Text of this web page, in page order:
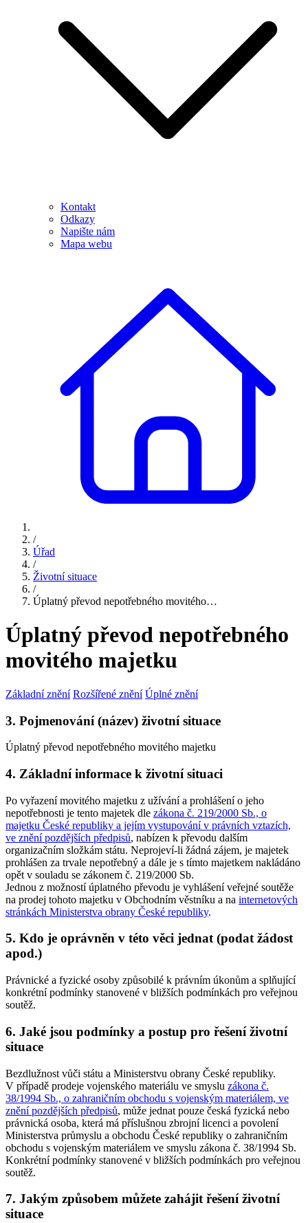
Kontakt
Odkazy
Napište nám
Mapa webu
/
Úřad
/
Životní situace
/
Úplatný převod nepotřebného movitého…
Úplatný převod nepotřebného
movitého majetku
Základní znění Rozšířené znění Úplné znění
3. Pojmenování (název) životní situace
Úplatný převod nepotřebného movitého majetku
4. Základní informace k životní situaci
Po vyřazení movitého majetku z užívání a prohlášení o jeho
nepotřebnosti je tento majetek dle zákona č. 219/2000 Sb., o
majetku České republiky a jejím vystupování v právních vztazích,
ve znění pozdějších předpisů, nabízen k převodu dalším
organizačním složkám státu. Neprojeví-li žádná zájem, je majetek
prohlášen za trvale nepotřebný a dále je s tímto majetkem nakládáno
opět v souladu se zákonem č. 219/2000 Sb.
Jednou z možností úplatného převodu je vyhlášení veřejné soutěže
na prodej tohoto majetku v Obchodním věstníku a na internetových
stránkách Ministerstva obrany České republiky.
5. Kdo je oprávněn v této věci jednat (podat žádost
apod.)
Právnické a fyzické osoby způsobilé k právním úkonům a splňující
konkrétní podmínky stanovené v bližších podmínkách pro veřejnou
soutěž.
6. Jaké jsou podmínky a postup pro řešení životní
situace
Bezdlužnost vůči státu a Ministerstvu obrany České republiky.
V případě prodeje vojenského materiálu ve smyslu zákona č.
38/1994 Sb., o zahraničním obchodu s vojenským materiálem, ve
znění pozdějších předpisů, může jednat pouze česká fyzická nebo
právnická osoba, která má příslušnou zbrojní licenci a povolení
Ministerstva průmyslu a obchodu České republiky o zahraničním
obchodu s vojenským materiálem ve smyslu zákona č. 38/1994 Sb.
Konkrétní podmínky stanovené v bližších podmínkách pro veřejnou
soutěž.
7. Jakým způsobem můžete zahájit řešení životní
situace